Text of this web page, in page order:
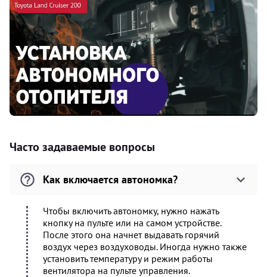
Часто задаваемые вопросы
Как включается автономка?
Чтобы включить автономку, нужно нажать
кнопку на пульте или на самом устройстве.
После этого она начнет выдавать горячий
воздух через воздуховоды. Иногда нужно также
установить температуру и режим работы
вентилятора на пульте управления.